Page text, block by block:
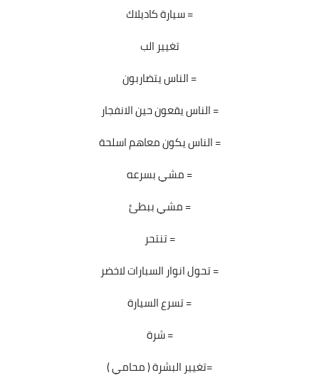
سيارة كاديلاك =
تغيير الب
الناس يتضاربون =
الناس يقعون حين الانفجار =
الناس يكون معاهم اسلحة =
مشي بسرعه =
مشي ببطئ =
تنتحر =
تحول انوار السبارات لاخضر =
تسرع السيارة =
شرة =
تغيير البشرة ( محامي )=